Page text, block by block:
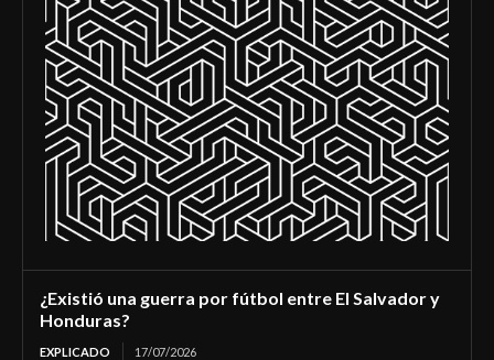
¿Existió una guerra por fútbol entre El Salvador y
Honduras?
EXPLICADO 17/07/2026